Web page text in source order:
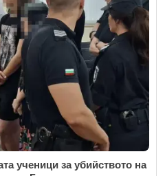
ученици за убийството на